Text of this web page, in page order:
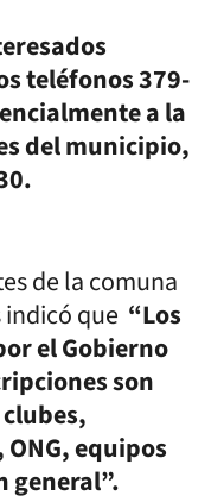
teléfonos 379-
a la
del municipio,
de la comuna
que “Los
el Gobierno
son
equipos
general”.